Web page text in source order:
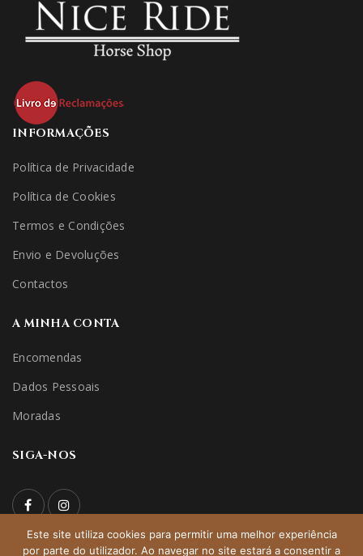
INFORMAÇÕES
Política de Privacidade
Política de Cookies
Termos e Condições
Envio e Devoluções
Contactos
A MINHA CONTA
Encomendas
Dados Pessoais
Moradas
SIGA-NOS
Este site utiliza cookies para permitir uma melhor experiência
por parte do utilizador. Ao navegar no site estará a consentir a